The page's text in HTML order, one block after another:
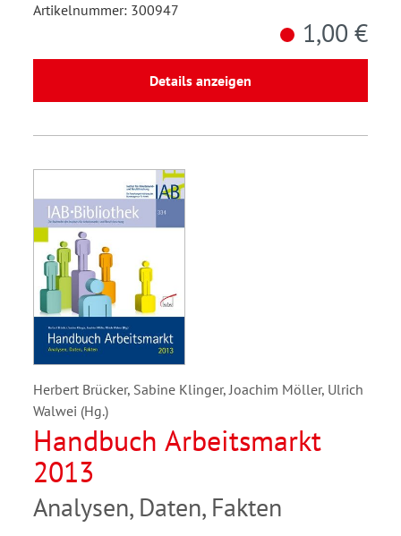
Artikelnummer: 300947
1,00 €
Details anzeigen
Herbert Brücker, Sabine Klinger, Joachim Möller, Ulrich
Walwei (Hg.)
Handbuch Arbeitsmarkt
2013
Analysen, Daten, Fakten